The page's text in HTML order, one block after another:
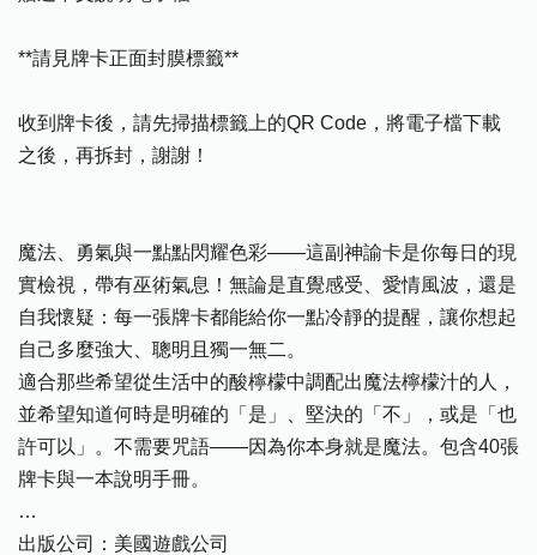
**請見牌卡正面封膜標籤**
收到牌卡後，請先掃描標籤上的QR Code，將電子檔下載
之後，再拆封，謝謝！
魔法、勇氣與一點點閃耀色彩——這副神諭卡是你每日的現
實檢視，帶有巫術氣息！無論是直覺感受、愛情風波，還是
自我懷疑：每一張牌卡都能給你一點冷靜的提醒，讓你想起
自己多麼強大、聰明且獨一無二。
適合那些希望從生活中的酸檸檬中調配出魔法檸檬汁的人，
並希望知道何時是明確的「是」、堅決的「不」，或是「也
許可以」。不需要咒語——因為你本身就是魔法。包含40張
牌卡與一本說明手冊。
…
出版公司：美國遊戲公司